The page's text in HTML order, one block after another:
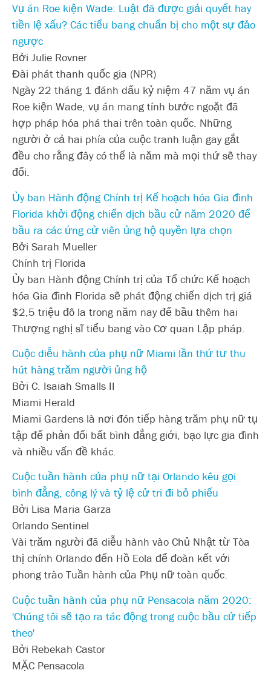
Vụ án Roe kiện Wade: Luật đã được giải quyết hay
tiền lệ xấu? Các tiểu bang chuẩn bị cho một sự đảo
ngược
Bởi Julie Rovner
Đài phát thanh quốc gia (NPR)
Ngày 22 tháng 1 đánh dấu kỷ niệm 47 năm vụ án
Roe kiện Wade, vụ án mang tính bước ngoặt đã
hợp pháp hóa phá thai trên toàn quốc. Những
người ở cả hai phía của cuộc tranh luận gay gắt
đều cho rằng đây có thể là năm mà mọi thứ sẽ thay
đổi.
Ủy ban Hành động Chính trị Kế hoạch hóa Gia đình
Florida khởi động chiến dịch bầu cử năm 2020 để
bầu ra các ứng cử viên ủng hộ quyền lựa chọn
Bởi Sarah Mueller
Chính trị Florida
Ủy ban Hành động Chính trị của Tổ chức Kế hoạch
hóa Gia đình Florida sẽ phát động chiến dịch trị giá
$2,5 triệu đô la trong năm nay để bầu thêm hai
Thượng nghị sĩ tiểu bang vào Cơ quan Lập pháp.
Cuộc diễu hành của phụ nữ Miami lần thứ tư thu
hút hàng trăm người ủng hộ
Bởi C. Isaiah Smalls II
Miami Herald
Miami Gardens là nơi đón tiếp hàng trăm phụ nữ tụ
tập để phản đối bất bình đẳng giới, bạo lực gia đình
và nhiều vấn đề khác.
Cuộc tuần hành của phụ nữ tại Orlando kêu gọi
bình đẳng, công lý và tỷ lệ cử tri đi bỏ phiếu
Bởi Lisa Maria Garza
Orlando Sentinel
Vài trăm người đã diễu hành vào Chủ Nhật từ Tòa
thị chính Orlando đến Hồ Eola để đoàn kết với
phong trào Tuần hành của Phụ nữ toàn quốc.
Cuộc tuần hành của phụ nữ Pensacola năm 2020:
'Chúng tôi sẽ tạo ra tác động trong cuộc bầu cử tiếp
theo'
Bởi Rebekah Castor
MẶC Pensacola